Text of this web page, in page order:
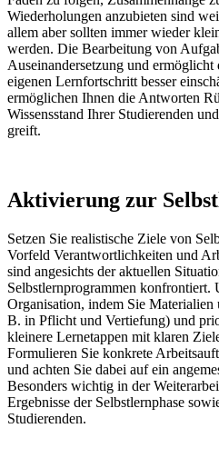
Wiederholungen anzubieten sind
allem aber sollten immer wieder
werden. Die Bearbeitung von
Auseinandersetzung und ermöglicht
eigenen Lernfortschritt besser
ermöglichen Ihnen die Antworten
Wissensstand Ihrer Studierenden
greift.
Aktivierung zur
Setzen Sie realistische Ziele von
Vorfeld Verantwortlichkeiten und
sind angesichts der aktuellen
Selbstlernprogrammen konfrontiert.
Organisation, indem Sie
B. in Pflicht und Vertiefung) und
kleinere Lernetappen mit klaren
Formulieren Sie konkrete
und achten Sie dabei auf ein
Besonders wichtig in der
Ergebnisse der Selbstlernphase
Studierenden.